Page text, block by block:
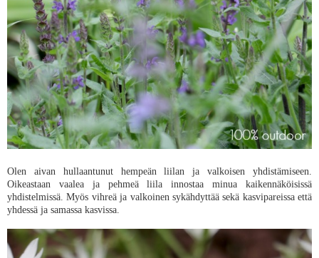
Olen aivan hullaantunut hempeän liilan ja valkoisen yhdistämiseen.
Oikeastaan vaalea ja pehmeä liila innostaa minua kaikennäköisissä
yhdistelmissä. Myös vihreä ja valkoinen sykähdyttää sekä kasvipareissa että
yhdessä ja samassa kasvissa.